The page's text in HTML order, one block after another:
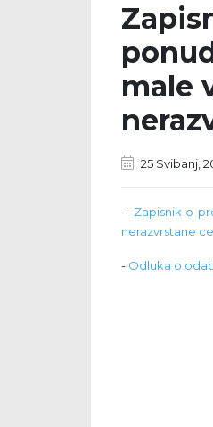
male
25 Svibanj,
- Zapisnik o
nerazvrstane
- Odluka o